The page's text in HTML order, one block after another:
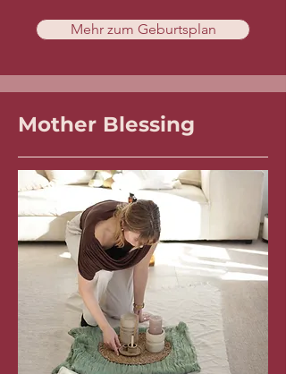
Mehr zum Geburtsplan
Mother Blessing